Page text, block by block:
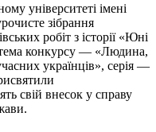
університеті імені
зібрання
робіт з історії «Юні
конкурсу — «Людина,
українців», серія —
свій внесок у справу